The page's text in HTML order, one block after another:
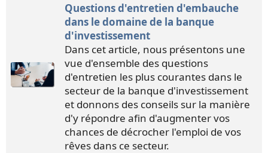
Questions d'entretien d'embauche
dans le domaine de la banque
d'investissement
Dans cet article, nous présentons une
vue d'ensemble des questions
d'entretien les plus courantes dans le
secteur de la banque d'investissement
et donnons des conseils sur la manière
d'y répondre afin d'augmenter vos
chances de décrocher l'emploi de vos
rêves dans ce secteur.